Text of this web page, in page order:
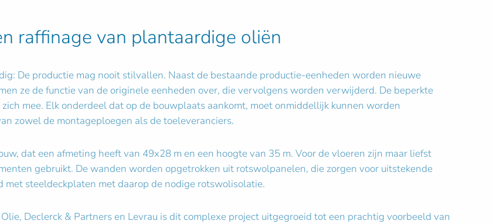
raffinage van plantaardige oliën
De productie mag nooit stilvallen. Naast de bestaande productie-eenheden worden nieuwe
ze de functie van de originele eenheden over, die vervolgens worden verwijderd. De beperkte
mee. Elk onderdeel dat op de bouwplaats aankomt, moet onmiddellijk kunnen worden
zowel de montageploegen als de toeleveranciers.
dat een afmeting heeft van 49x28 m en een hoogte van 35 m. Voor de vloeren zijn maar liefst
gebruikt. De wanden worden opgetrokken uit rotswolpanelen, die zorgen voor uitstekende
steeldeckplaten met daarop de nodige rotswolisolatie.
Declerck & Partners en Levrau is dit complexe project uitgegroeid tot een prachtig voorbeeld van